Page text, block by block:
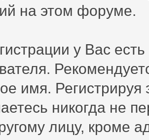
на этом форуме.
у Вас
имя. Регистрируя
никогда не
лицу, кроме